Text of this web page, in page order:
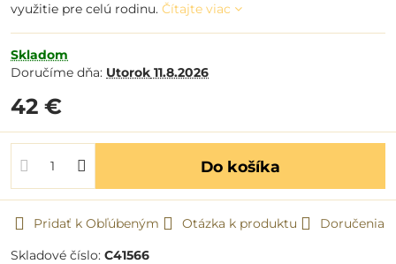
využitie pre celú rodinu. Čítajte viac
Skladom
Doručíme dňa: Utorok 11.8.2026
42 €
Do košíka
Pridať k Obľúbeným Otázka k produktu
Doručenia
Skladové číslo: C41566